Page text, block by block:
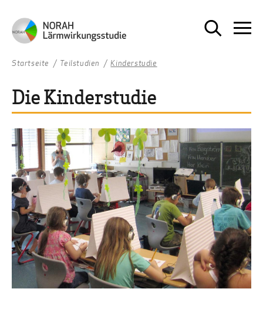
Startseite Teilstudien Kinderstudie
Die Kinderstudie